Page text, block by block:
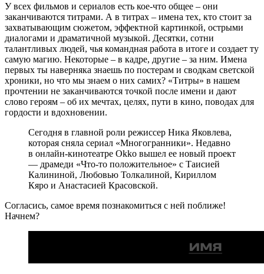
У всех фильмов и сериалов есть кое-что общее – они
заканчиваются титрами. А в титрах – имена тех, кто стоит за
захватывающим сюжетом, эффектной картинкой, острыми
диалогами и драматичной музыкой. Десятки, сотни
талантливых людей, чья командная работа в итоге и создает ту
самую магию. Некоторые – в кадре, другие – за ним. Имена
первых ты наверняка знаешь по постерам и сводкам светской
хроники, но что мы знаем о них самих? «Титры» в нашем
прочтении не заканчиваются точкой после имени и дают
слово героям – об их мечтах, целях, пути в кино, поводах для
гордости и вдохновении.
Сегодня в главной роли режиссер Ника Яковлева,
которая сняла сериал «Многогранники». Недавно
в онлайн-кинотеатре Okko вышел ее новый проект
— драмеди «Что-то положительное» с Таисией
Калининой, Любовью Толкалиной, Кириллом
Кяро и Анастасией Красовской.
Согласись, самое время познакомиться с ней поближе!
Начнем?